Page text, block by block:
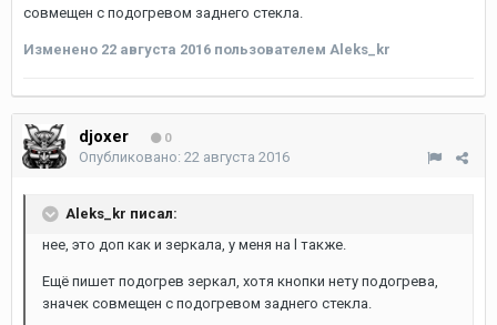
совмещен с подогревом заднего стекла.
Изменено 22 августа 2016 пользователем Aleks_kr
djoxer 0
Опубликовано: 22 августа 2016
Aleks_kr писал:
нее, это доп как и зеркала, у меня на l также.
Ещё пишет подогрев зеркал, хотя кнопки нету подогрева,
значек совмещен с подогревом заднего стекла.